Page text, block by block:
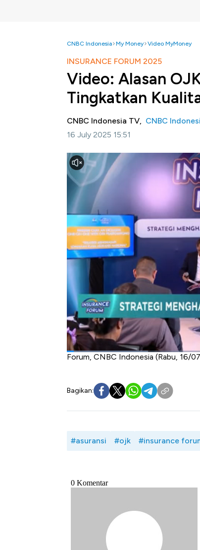
CNBC Indonesia My Money Video MyMoney
INSURANCE FORUM 2025
Video: Alasan
Tingkatkan
CNBC Indonesia TV, CNBC
16 July 2025 15:51
Jakarta, CNBC Indonesia-CNBC
"Strategi Menghadapi Lonjakan Klaim
insan asuransi untuk mencari solusi
bisnis asuransi nasional
Kepala Eksekutif Pengawas
RI, Ogi Prastomiyono
Salah satunya OJK
mengalokasikan 3,5% biaya tenaga
pasar untuk inovasi asuransi serta
kebutuhan bukan kewajiban.
OJK juga bersama industri
transformasi digitalisasi agar lebih
Selengkapnya simak dialog
Penjaminan, dan Dana Pensiun
Forum, CNBC Indonesia (Rabu, 16/
Bagikan:
#asuransi #ojk #insurance